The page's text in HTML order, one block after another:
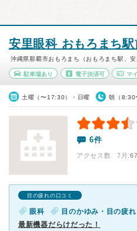
安里眼科 おもろまち駅
沖縄県那覇市おもろまち（おもろまち駅、安
駐車場あり 電子決済可 マ
土曜（〜17:30）・日曜 朝（8:30
6件
アクセス数 7月:
目の疲れの口コミ
眼科 目のかゆみ・目の疲
最新機器だらけだった！